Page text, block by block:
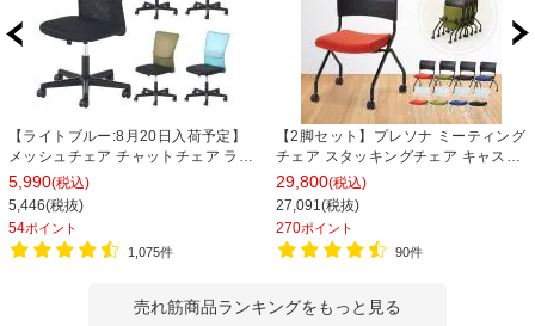
【ライトブルー:8月20日入荷予定】
メッシュチェア チャットチェア ラン
バーサポート オフィスチェア デスク
チェア 会議椅子 幅580×奥行580×高
さ835-930mm
5,990(税込)
5,446(税抜)
54ポイント
1,075件
【2脚セット】プレソナ ミーティング
チェア スタッキングチェア キャスタ
ー付き 座面クッション 幅570×奥行
565×高さ805mm 会議室 収納 法人
大人数 重ねる 会議用椅子 会議用チェ
ア
29,800(税込)
27,091(税抜)
270ポイント
90件
売れ筋商品ランキングをもっと見る